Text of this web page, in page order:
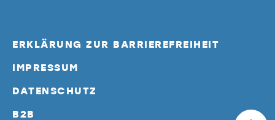
ERKLÄRUNG ZUR BARRIEREFREIHEIT
IMPRESSUM
DATENSCHUTZ
B2B